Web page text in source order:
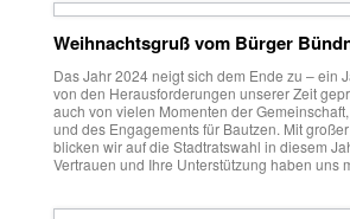
Weihnachtsgruß vom Bürger
Das Jahr 2024 neigt sich dem Ende zu – ein
von den Herausforderungen unserer Zeit
auch von vielen Momenten der
und des Engagements für Bautzen. Mit
blicken wir auf die Stadtratswahl in diesem
Vertrauen und Ihre Unterstützung haben uns